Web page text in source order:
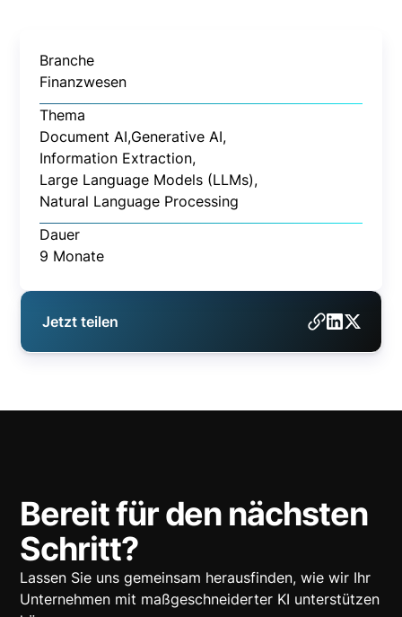
Branche
Finanzwesen
Thema
Document AI,Generative AI,
Information Extraction,
Large Language Models (LLMs),
Natural Language Processing
Dauer
9 Monate
Jetzt teilen
Bereit für den nächsten
Schritt?
Lassen Sie uns gemeinsam herausfinden, wie wir Ihr
Unternehmen mit maßgeschneiderter KI unterstützen